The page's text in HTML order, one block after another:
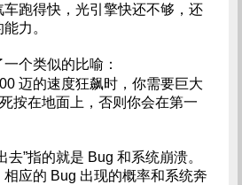
跑得快，光引擎快还不够，还
力。
个类似的比喻：
迈的速度狂飙时，你需要巨大
按在地面上，否则你会在第一
去”指的就是 Bug 和系统崩溃。
应的 Bug 出现的概率和系统奔